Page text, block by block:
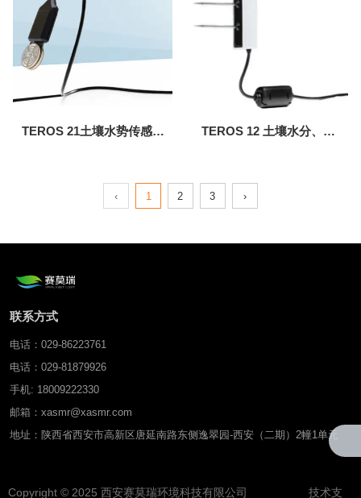
TEROS 21土壤水势传感器
TEROS 12 土壤水分、温
‹ 1 2 3 ›
联系方式
电话：029-86223761
电话：029-81879926
手机: 18009222330
邮箱：xasmr@xasmr.com
地址：陕西省西安市高新区唐延南路东侧逸翠园-西安（二期）2幢1单元
Copyright © 2025 西安赛莫瑞环境科技有限公司 技术支